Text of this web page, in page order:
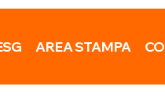
AREA STAMPA